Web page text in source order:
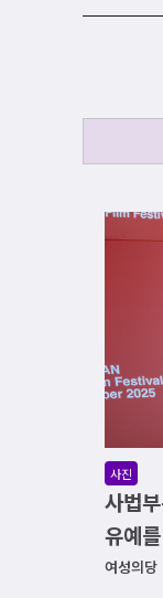
사진
사법
유예
여성의당